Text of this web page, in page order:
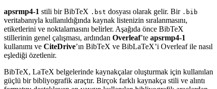
apsrmp4-1 stili bir BibTeX .bst dosyası olarak gelir. Bir .bib
veritabanıyla kullanıldığında kaynak listenizin sıralanmasını,
etiketlerini ve noktalamasını belirler. Aşağıda önce BibTeX
stillerinin genel çalışması, ardından Overleaf’te apsrmp4-1
kullanımı ve CiteDrive’ın BibTeX ve BibLaTeX’i Overleaf ile nasıl
eşlediği özetlenir.
BibTeX, LaTeX belgelerinde kaynakçalar oluşturmak için kullanılan
güçlü bir bibliyografik araçtır. Birçok farklı kaynakça stili ve alıntı